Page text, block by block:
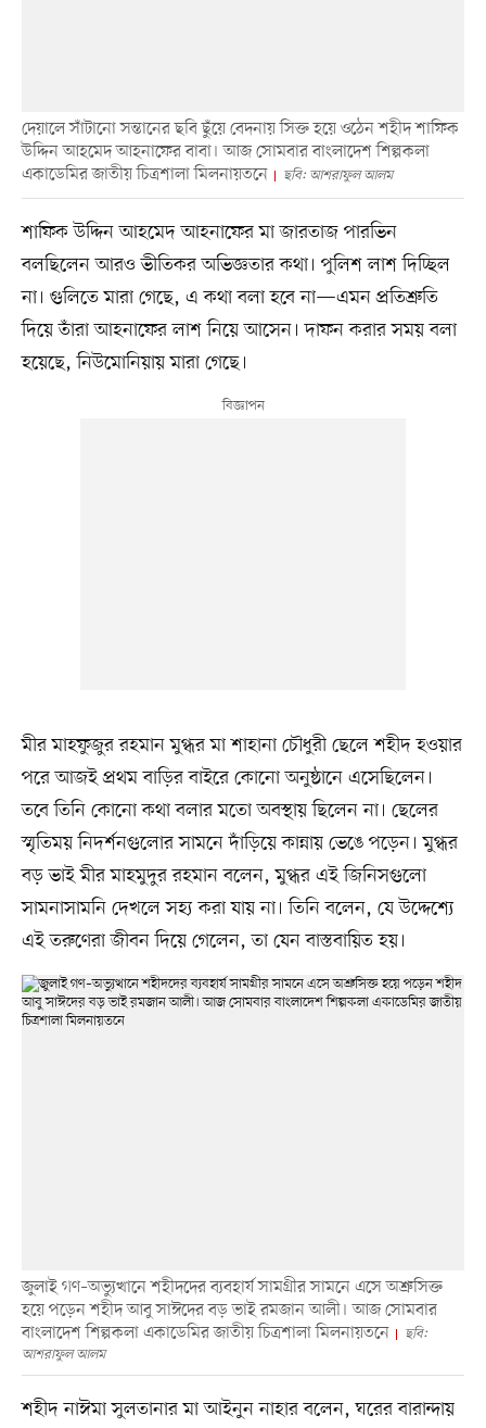
দেয়ালে সাঁটানো সন্তানের ছবি ছুঁয়ে বেদনায় সিক্ত হয়ে ওঠেন শহীদ শাফিক
উদ্দিন আহমেদ আহনাফের বাবা। আজ সোমবার বাংলাদেশ শিল্পকলা
একাডেমির জাতীয় চিত্রশালা মিলনায়তনে
ছবি: আশরাফুল আলম
শাফিক উদ্দিন আহমেদ আহনাফের মা জারতাজ পারভিন
বলছিলেন আরও ভীতিকর অভিজ্ঞতার কথা। পুলিশ লাশ দিচ্ছিল
না। গুলিতে মারা গেছে, এ কথা বলা হবে না—এমন প্রতিশ্রুতি
দিয়ে তাঁরা আহনাফের লাশ নিয়ে আসেন। দাফন করার সময় বলা
হয়েছে, নিউমোনিয়ায় মারা গেছে।
মীর মাহফুজুর রহমান মুগ্ধর মা শাহানা চৌধুরী ছেলে শহীদ হওয়ার
পরে আজই প্রথম বাড়ির বাইরে কোনো অনুষ্ঠানে এসেছিলেন।
তবে তিনি কোনো কথা বলার মতো অবস্থায় ছিলেন না। ছেলের
স্মৃতিময় নিদর্শনগুলোর সামনে দাঁড়িয়ে কান্নায় ভেঙে পড়েন। মুগ্ধর
বড় ভাই মীর মাহমুদুর রহমান বলেন, মুগ্ধর এই জিনিসগুলো
সামনাসামনি দেখলে সহ্য করা যায় না। তিনি বলেন, যে উদ্দেশ্যে
এই তরুণেরা জীবন দিয়ে গেলেন, তা যেন বাস্তবায়িত হয়।
জুলাই গণ–অভ্যুত্থানে শহীদদের ব্যবহার্য সামগ্রীর সামনে এসে অশ্রুসিক্ত
হয়ে পড়েন শহীদ আবু সাঈদের বড় ভাই রমজান আলী। আজ সোমবার
বাংলাদেশ শিল্পকলা একাডেমির জাতীয় চিত্রশালা মিলনায়তনে
ছবি:
আশরাফুল আলম
শহীদ নাঈমা সুলতানার মা আইনুন নাহার বলেন, ঘরের বারান্দায়